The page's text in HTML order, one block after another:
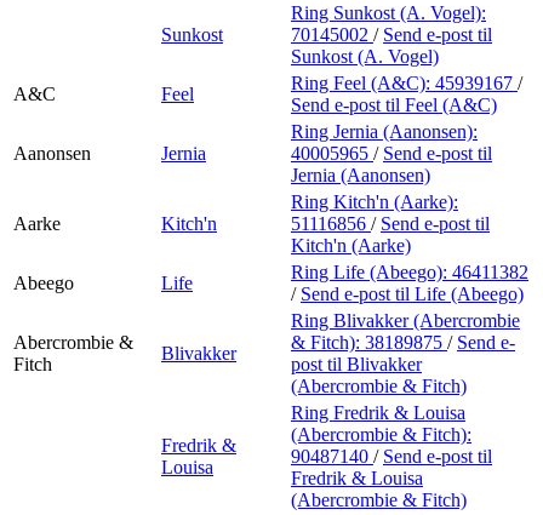
Sunkost
Ring Sunkost (A. Vogel):
70145002 / Send e-post til
Sunkost (A. Vogel)
A&C
Feel
Ring Feel (A&C): 45939167 /
Send e-post til Feel (A&C)
Aanonsen Jernia
Ring Jernia (Aanonsen):
40005965 / Send e-post til
Jernia (Aanonsen)
Aarke Kitch'n
Ring Kitch'n (Aarke):
51116856 / Send e-post til
Kitch'n (Aarke)
Abeego
Life
Ring Life (Abeego): 46411382
/ Send e-post til Life (Abeego)
Abercrombie &
Fitch
Blivakker
Ring Blivakker (Abercrombie
& Fitch): 38189875 / Send e-
post til Blivakker
(Abercrombie & Fitch)
Fredrik &
Louisa
Ring Fredrik & Louisa
(Abercrombie & Fitch):
90487140 / Send e-post til
Fredrik & Louisa
(Abercrombie & Fitch)